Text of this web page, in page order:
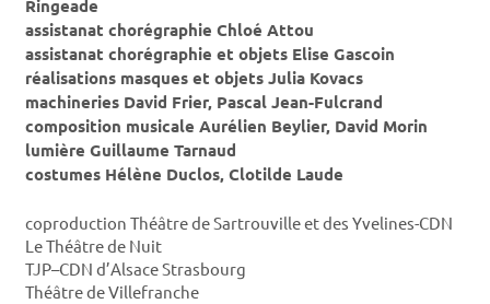
Ringeade
assistanat chorégraphie Chloé Attou
assistanat chorégraphie et objets Elise Gascoin
réalisations masques et objets Julia Kovacs
machineries David Frier, Pascal Jean-Fulcrand
composition musicale Aurélien Beylier, David Morin
lumière Guillaume Tarnaud
costumes Hélène Duclos, Clotilde Laude
coproduction Théâtre de Sartrouville et des Yvelines-CDN
Le Théâtre de Nuit
TJP–CDN d’Alsace Strasbourg
Théâtre de Villefranche